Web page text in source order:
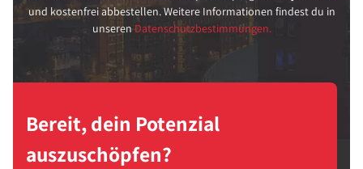
und kostenfrei abbestellen. Weitere Informationen findest du in
unseren Datenschutzbestimmungen.
Bereit, dein Potenzial
auszuschöpfen?